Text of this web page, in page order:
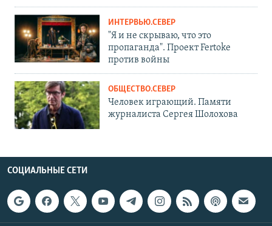
ИНТЕРВЬЮ.СЕВЕР
"Я и не скрываю, что это
пропаганда". Проект Fertoke
против войны
ОБЩЕСТВО.СЕВЕР
Человек играющий. Памяти
журналиста Сергея Шолохова
СОЦИАЛЬНЫЕ СЕТИ